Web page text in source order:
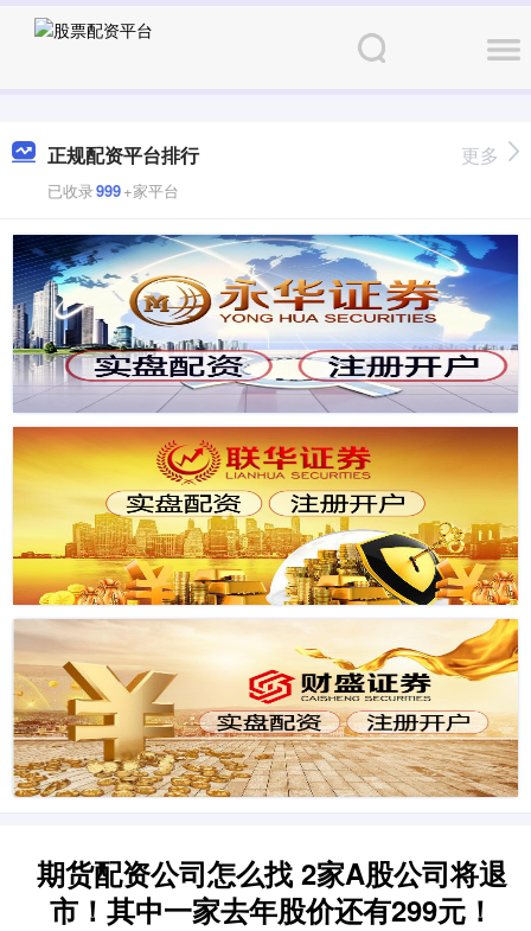
正规配资平台排行
已收录999+家平台
更多
期货配资公司怎么找 2家A股公司将退
市！其中一家去年股价还有299元！